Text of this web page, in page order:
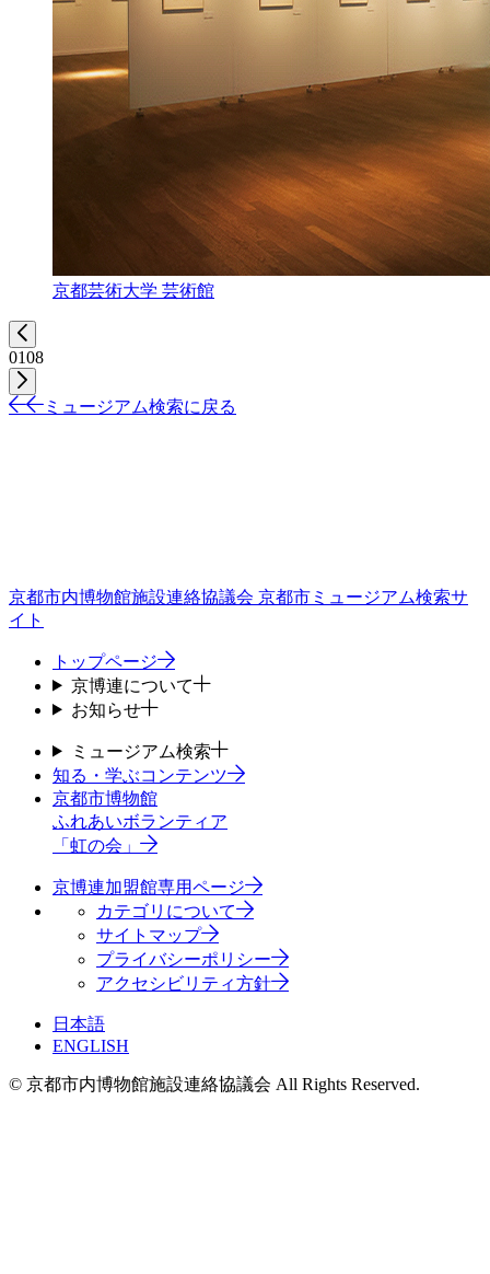
京都芸術大学 芸術館
0108
ミュージアム検索に戻る
京都市内博物館施設連絡協議会 京都市ミュージアム検索サ
イト
トップページ
京博連について
お知らせ
ミュージアム検索
知る・学ぶコンテンツ
京都市博物館
ふれあいボランティア
「虹の会」
京博連加盟館専用ページ
カテゴリについて
サイトマップ
プライバシーポリシー
アクセシビリティ方針
日本語
ENGLISH
© 京都市内博物館施設連絡協議会 All Rights Reserved.